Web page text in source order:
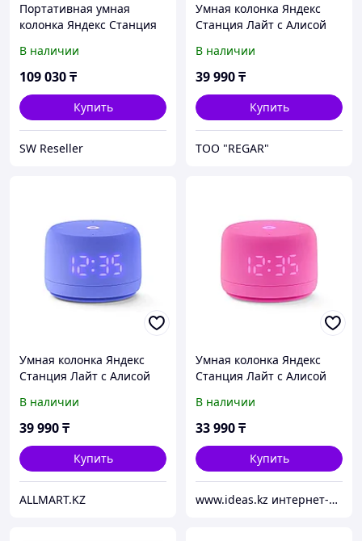
Портативная умная
колонка Яндекс Станция
Серый
В наличии
109 030₸
Купить
SW Reseller
Умная колонка Яндекс
Станция Лайт с Алисой
Фиолетовый
В наличии
39 990₸
Купить
TOO "REGAR"
Умная колонка Яндекс
Станция Лайт с Алисой
Фиолетовый
В наличии
39 990₸
Купить
ALLMART.KZ
Умная колонка Яндекс
Станция Лайт с Алисой
Розовый
В наличии
33 990₸
Купить
www.ideas.kz интернет-магазин